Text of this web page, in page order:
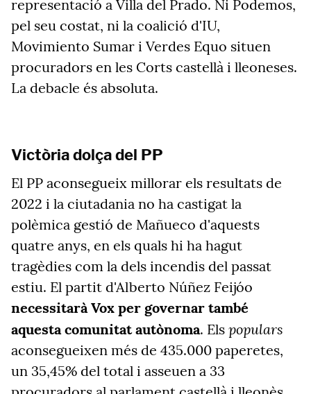
representació a Villa del Prado. Ni Podemos,
pel seu costat, ni la coalició d'IU,
Movimiento Sumar i Verdes Equo situen
procuradors en les Corts castellà i lleoneses.
La debacle és absoluta.
Victòria dolça del PP
El PP aconsegueix millorar els resultats de
2022 i la ciutadania no ha castigat la
polèmica gestió de Mañueco d'aquests
quatre anys, en els quals hi ha hagut
tragèdies com la dels incendis del passat
estiu. El partit d'Alberto Núñez Feijóo
necessitarà Vox per governar també
aquesta comunitat autònoma. Els populars
aconsegueixen més de 435.000 paperetes,
un 35,45% del total i asseuen a 33